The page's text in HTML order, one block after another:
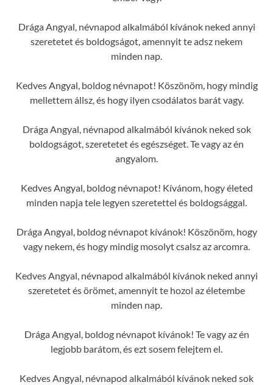
Drága Angyal, névnapod alkalmából kívánok neked annyi
szeretetet és boldogságot, amennyit te adsz nekem
minden nap.
Kedves Angyal, boldog névnapot! Köszönöm, hogy mindig
mellettem állsz, és hogy ilyen csodálatos barát vagy.
Drága Angyal, névnapod alkalmából kívánok neked sok
boldogságot, szeretetet és egészséget. Te vagy az én
angyalom.
Kedves Angyal, boldog névnapot! Kívánom, hogy életed
minden napja tele legyen szeretettel és boldogsággal.
Drága Angyal, boldog névnapot kívánok! Köszönöm, hogy
vagy nekem, és hogy mindig mosolyt csalsz az arcomra.
Kedves Angyal, névnapod alkalmából kívánok neked annyi
szeretetet és örömet, amennyit te hozol az életembe
minden nap.
Drága Angyal, boldog névnapot kívánok! Te vagy az én
legjobb barátom, és ezt sosem felejtem el.
Kedves Angyal, névnapod alkalmából kívánok neked sok